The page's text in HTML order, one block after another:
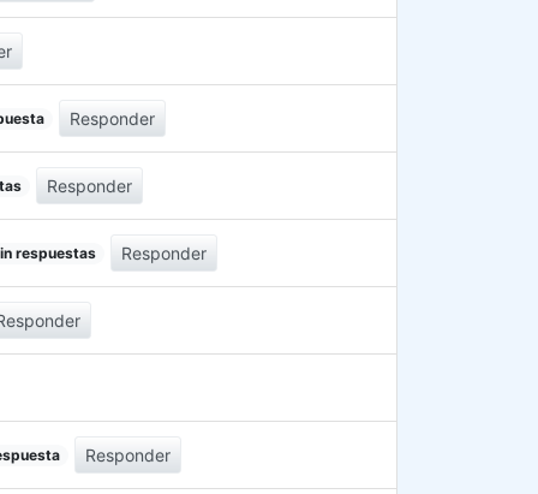
Responder
Responder
respuestas Responder
Responder